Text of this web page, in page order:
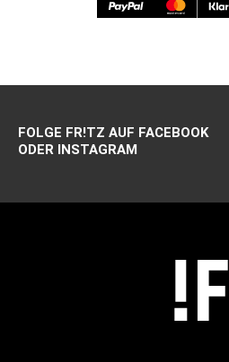
FOLGE FR!TZ AUF FACEBOOK
ODER INSTAGRAM